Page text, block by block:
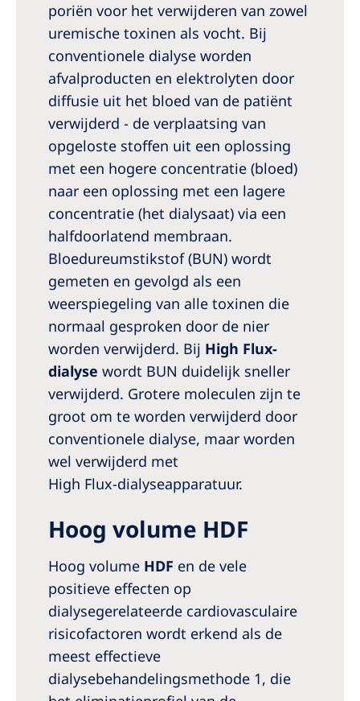
poriën voor het verwijderen van zowel
uremische toxinen als vocht. Bij
conventionele dialyse worden
afvalproducten en elektrolyten door
diffusie uit het bloed van de patiënt
verwijderd - de verplaatsing van
opgeloste stoffen uit een oplossing
met een hogere concentratie (bloed)
naar een oplossing met een lagere
concentratie (het dialysaat) via een
halfdoorlatend membraan.
Bloedureumstikstof (BUN) wordt
gemeten en gevolgd als een
weerspiegeling van alle toxinen die
normaal gesproken door de nier
worden verwijderd. Bij High Flux-
dialyse wordt BUN duidelijk sneller
verwijderd. Grotere moleculen zijn te
groot om te worden verwijderd door
conventionele dialyse, maar worden
wel verwijderd met
High Flux‑dialyseapparatuur.
Hoog volume HDF
Hoog volume HDF en de vele
positieve effecten op
dialysegerelateerde cardiovasculaire
risicofactoren wordt erkend als de
meest effectieve
dialysebehandelingsmethode 1, die